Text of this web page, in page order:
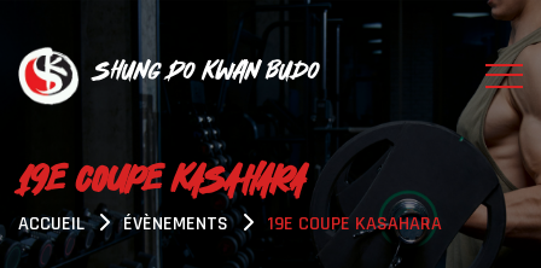
Shung Do Kwan Budo
19E COUPE KASAHARA
ACCUEIL ÉVÈNEMENTS 19E COUPE KASAHARA